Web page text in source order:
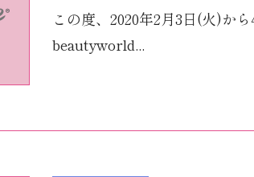
この度、2020年2月3日(火)か
beautyworld...